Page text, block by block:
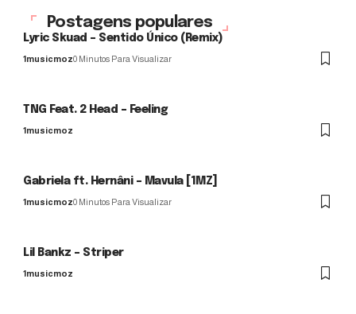
Postagens populares
Lyric Skuad – Sentido Único (Remix)
1musicmoz0 Minutos Para Visualizar
TNG Feat. 2 Head – Feeling
1musicmoz
Gabriela ft. Hernâni – Mavula [1MZ]
1musicmoz0 Minutos Para Visualizar
Lil Bankz – Striper
1musicmoz